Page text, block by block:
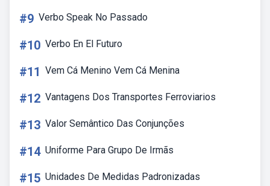
#9 Verbo Speak No Passado
#10 Verbo En El Futuro
#11 Vem Cá Menino Vem Cá Menina
#12 Vantagens Dos Transportes Ferroviarios
#13 Valor Semântico Das Conjunções
#14 Uniforme Para Grupo De Irmãs
#15 Unidades De Medidas Padronizadas